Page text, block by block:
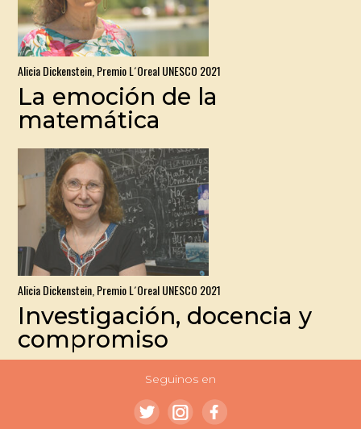
Alicia Dickenstein, Premio L´Oreal UNESCO 2021
La emoción de la
matemática
Alicia Dickenstein, Premio L´Oreal UNESCO 2021
Investigación, docencia y
compromiso
Seguinos en